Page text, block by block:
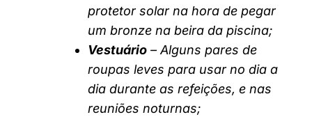
protetor solar na hora de pegar
um bronze na beira da piscina;
Vestuário – Alguns pares de
roupas leves para usar no dia a
dia durante as refeições, e nas
reuniões noturnas;